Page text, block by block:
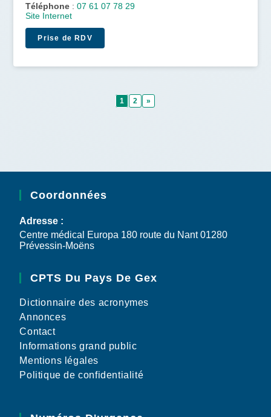
Téléphone : 07 61 07 78 29
Site Internet
Prise de RDV
1 2 »
Coordonnées
Adresse :
Centre médical Europa 180 route du Nant 01280
Prévessin-Moëns
CPTS Du Pays De Gex
Dictionnaire des acronymes
Annonces
Contact
Informations grand public
Mentions légales
Politique de confidentialité